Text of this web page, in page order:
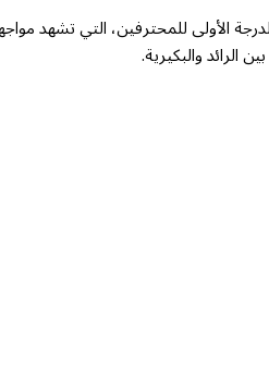
الأولى للمحترفين، التي تشهد
الرائد والبكيرية.